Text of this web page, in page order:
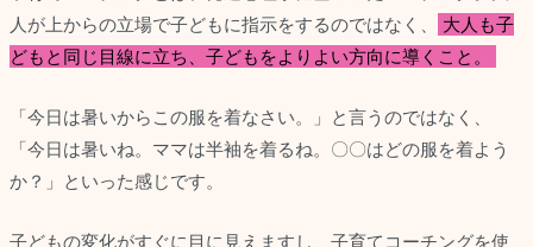
人が上からの立場で子どもに指示をするのではなく、
大人も子
どもと同じ目線に立ち、子どもをよりよい方向に導くこと。
「今日は暑いからこの服を着なさい。」と言うのではなく、
「今日は暑いね。ママは半袖を着るね。〇〇はどの服を着よう
か？」といった感じです。
子どもの変化がすぐに目に見えますし、子育てコーチングを使